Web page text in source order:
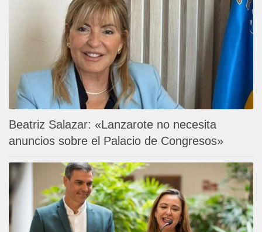
Beatriz Salazar: «Lanzarote no necesita
anuncios sobre el Palacio de Congresos»